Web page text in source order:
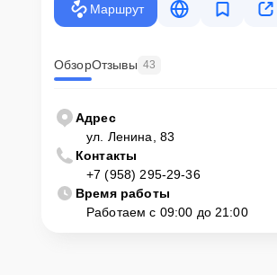
Маршрут
ОбзорОтзывы 43
Адрес
ул. Ленина, 83
Контакты
+7 (958) 295-29-36
Время работы
Работаем с 09:00 до 21:00